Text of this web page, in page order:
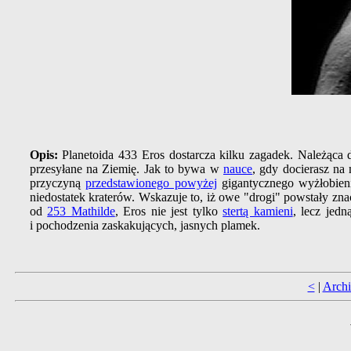
Opis:Planetoida 433 Eros dostarcza kilku zagadek.
przesyłane na Ziemię. Jak to bywa w nauce, gdy docierasz
przyczynąprzedstawionego powyżej gigantycznego
niedostatek kraterów. Wskazuje to, iż owe "drogi" powstały
od 253 Mathilde, Eros nie jest tylkostertą kamieni, lecz
i pochodzenia zaskakujących, jasnych plamek.
<|